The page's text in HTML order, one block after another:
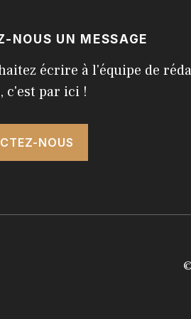
NOUS UN MESSAGE
écrire à l'équipe de
c'est par ici !
NOUS